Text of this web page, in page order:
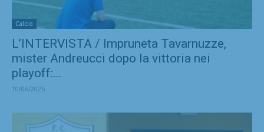
Calcio
L’INTERVISTA / Impruneta Tavarnuzze,
mister Andreucci dopo la vittoria nei
playoff:...
10/06/2026